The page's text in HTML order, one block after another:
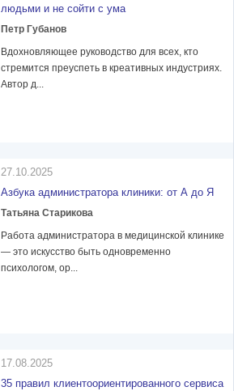
людьми и не сойти с ума
Петр Губанов
Вдохновляющее руководство для всех, кто
стремится преуспеть в креативных индустриях.
Автор д...
27.10.2025
Азбука администратора клиники: от А до Я
Татьяна Старикова
Работа администратора в медицинской клинике
— это искусство быть одновременно
психологом, ор...
17.08.2025
35 правил клиентоориентированного сервиса